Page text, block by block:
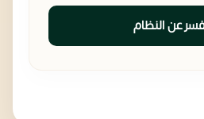
عن النظام